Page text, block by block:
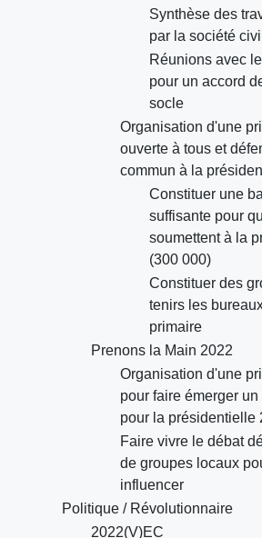
Synthèse des
par la société
Réunions avec
pour un accord
socle
Organisation d'une
ouverte à tous et
commun à la
Constituer une
suffisante pour
soumettent à la
(300 000)
Constituer des
tenirs les
primaire
Prenons la Main 2022
Organisation d'une
pour faire émerger
pour la présidentielle
Faire vivre le débat
de groupes locaux
influencer
Politique / Révolutionnaire
2022(V)EC